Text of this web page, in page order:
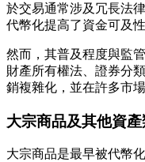
於交易通常涉及冗長法
代幣化提高了資金可及
然而，其普及程度與監
財產所有權法、證券分
銷複雜化，並在許多市
大宗商品及其他資產
大宗商品是最早被代幣